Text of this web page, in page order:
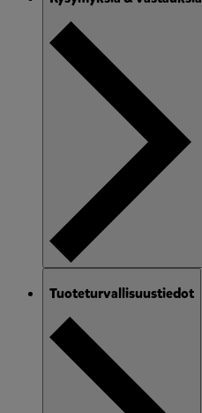
Tuoteturvallisuustiedot